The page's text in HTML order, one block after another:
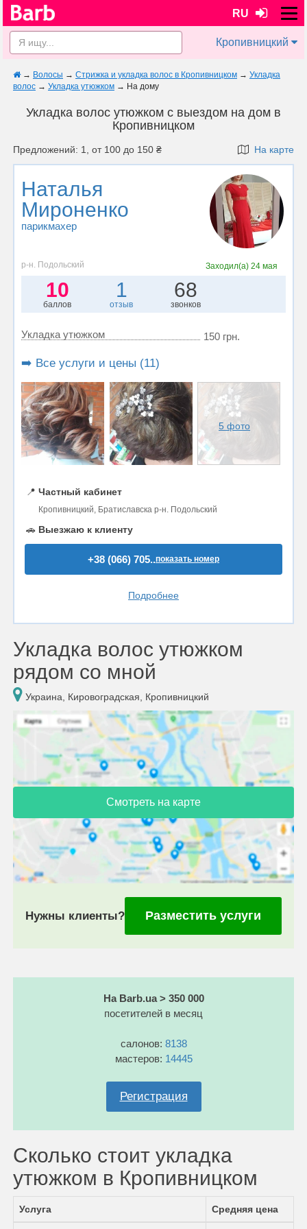
RU
Кропивницкий
→ Волосы → Стрижка и укладка волос в Кропивницком → Укладка
волос → Укладка утюжком → На дому
Укладка волос утюжком с выездом на дом в
Кропивницком
Предложений: 1, от 100 до 150 ₴ На карте
Наталья
Мироненко
парикмахер
р-н. Подольский Заходил(а)24 мая
10
баллов
1
отзыв
68
звонков
Укладка утюжком 150 грн.
➡️ Все услуги и цены (11)
5 фото
📍 Частный кабинет
Кропивницкий, Братиславска р-н. Подольский
🚗 Выезжаю к клиенту
+38 (066) 705..показать номер
Подробнее
Укладка волос утюжком
рядом со мной
Украина, Кировоградская, Кропивницкий
Смотреть на карте
Нужны клиенты? Разместить услуги
На Barb.ua > 350 000
посетителей в месяц
салонов: 8138
мастеров: 14445
Регистрация
Сколько стоит укладка
утюжком в Кропивницком
Услуга Средняя цена